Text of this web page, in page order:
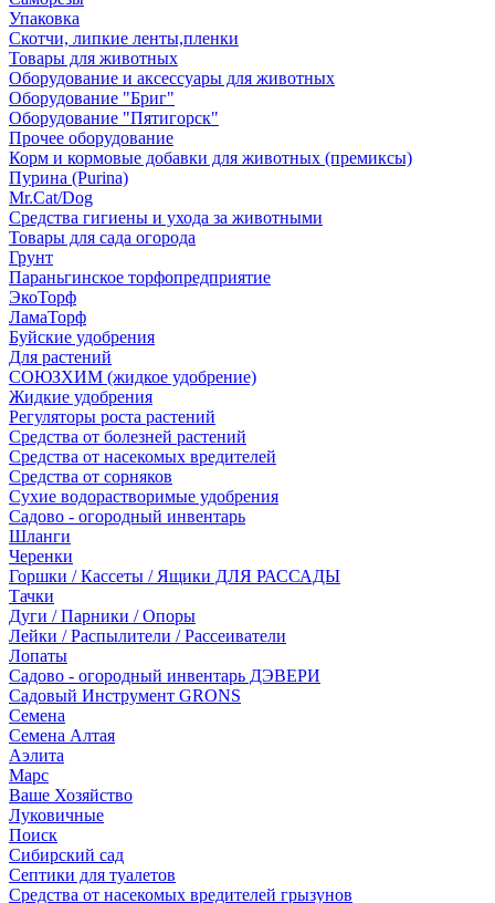
Упаковка
Скотчи, липкие ленты,пленки
Товары для животных
Оборудование и аксессуары для животных
Оборудование "Бриг"
Оборудование "Пятигорск"
Прочее оборудование
Корм и кормовые добавки для животных (премиксы)
Пурина (Purina)
Mr.Cat/Dog
Средства гигиены и ухода за животными
Товары для сада огорода
Грунт
Параньгинское торфопредприятие
ЭкоТорф
ЛамаТорф
Буйские удобрения
Для растений
СОЮЗХИМ (жидкое удобрение)
Жидкие удобрения
Регуляторы роста растений
Средства от болезней растений
Средства от насекомых вредителей
Средства от сорняков
Сухие водорастворимые удобрения
Садово - огородный инвентарь
Шланги
Черенки
Горшки / Кассеты / Ящики ДЛЯ РАССАДЫ
Тачки
Дуги / Парники / Опоры
Лейки / Распылители / Рассеиватели
Лопаты
Садово - огородный инвентарь ДЭВЕРИ
Садовый Инструмент GRONS
Семена
Семена Алтая
Аэлита
Марс
Ваше Хозяйство
Луковичные
Поиск
Сибирский сад
Септики для туалетов
Средства от насекомых вредителей грызунов